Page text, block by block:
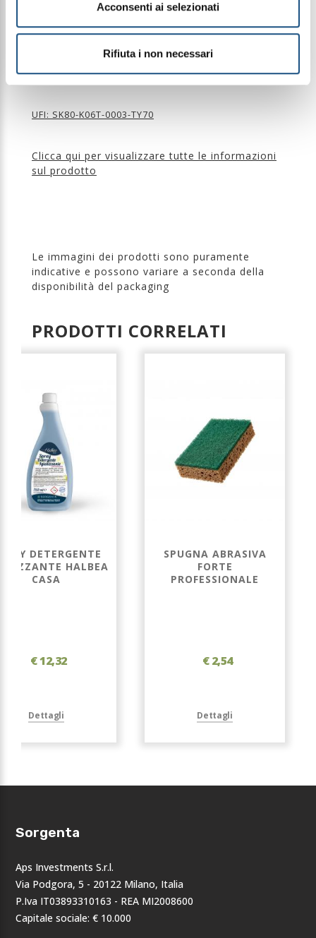
Acconsenti ai selezionati
Rifiuta i non necessari
Continuare a sciacquare. Se l’irritazione degli occhi
persiste, consultare un medico.
Smaltire il prodotto/recipiente in conformità alla
normativà vigente. ll liquido potrebbe danneggiare
etc. Pulire immediatamente eventuali fuoriuscite.
UFI: SK80-K06T-0003-TY70
Clicca qui per visualizzare tutte le informazioni
sul prodotto
Le immagini dei prodotti sono puramente
indicative e possono variare a seconda della
disponibilità del packaging
PRODOTTI CORRELATI
DETERGENTE
HALBEA
CASA
€ 12,32
Dettagli
SPUGNA ABRASIVA
FORTE
PROFESSIONALE
€ 2,54
Dettagli
Sorgenta
Aps Investments S.r.l.
Via Podgora, 5 - 20122 Milano, Italia
P.Iva IT03893310163 - REA MI2008600
Capitale sociale: € 10.000